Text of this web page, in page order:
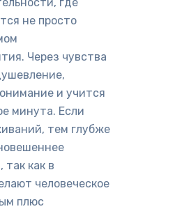
не просто
Через чувства
и учится
минута. Если
тем глубже
так как в
человеческое
плюс